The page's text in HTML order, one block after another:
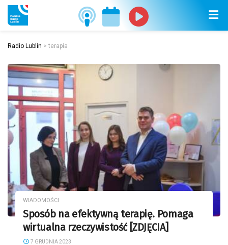
Radio Lublin >terapia
WIADOMOŚCI
Sposób na efektywną terapię. Pomaga
wirtualna rzeczywistość [ZDJĘCIA]
7 GRUDNIA 2023